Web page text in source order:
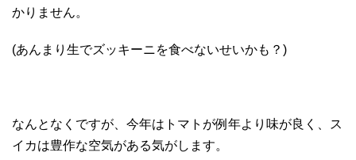
かりません。
(あんまり生でズッキーニを食べないせいかも？)
なんとなくですが、今年はトマトが例年より味が良く、ス
イカは豊作な空気がある気がします。